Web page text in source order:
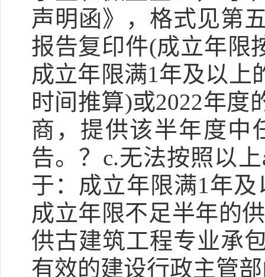
声明函》，格式见第
报告复印件(成立年限
成立年限满1年及以上
时间推算)或2022年度
商，提供该半年度中
告。？c.无法按照以
于：成立年限满1年
成立年限不足半年的
供古建筑工程专业承
有效的建设行政主管